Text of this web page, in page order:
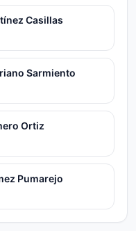
Casillas
Sarmiento
Ortiz
Pumarejo